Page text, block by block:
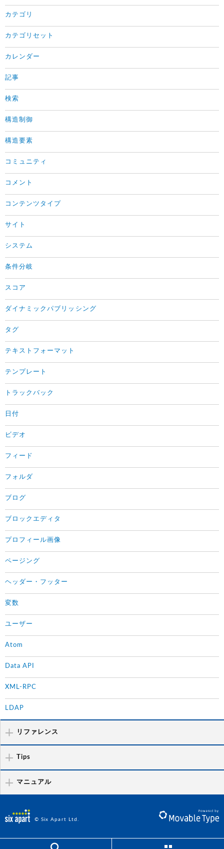
カテゴリ
カテゴリセット
カレンダー
記事
検索
構造制御
構造要素
コミュニティ
コメント
コンテンツタイプ
サイト
システム
条件分岐
スコア
ダイナミックパブリッシング
タグ
テキストフォーマット
テンプレート
トラックバック
日付
ビデオ
フィード
フォルダ
ブログ
ブロックエディタ
プロフィール画像
ページング
ヘッダー・フッター
変数
ユーザー
Atom
Data API
XML-RPC
LDAP
リファレンス
Tips
マニュアル
© Six Apart Ltd.